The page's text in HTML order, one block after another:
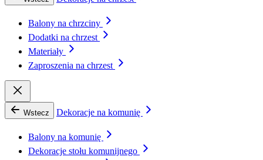
Balony na chrzciny
Dodatki na chrzest
Materiały
Zaproszenia na chrzest
Wstecz Dekoracje na komunię
Balony na komunię
Dekoracje stołu komunijnego